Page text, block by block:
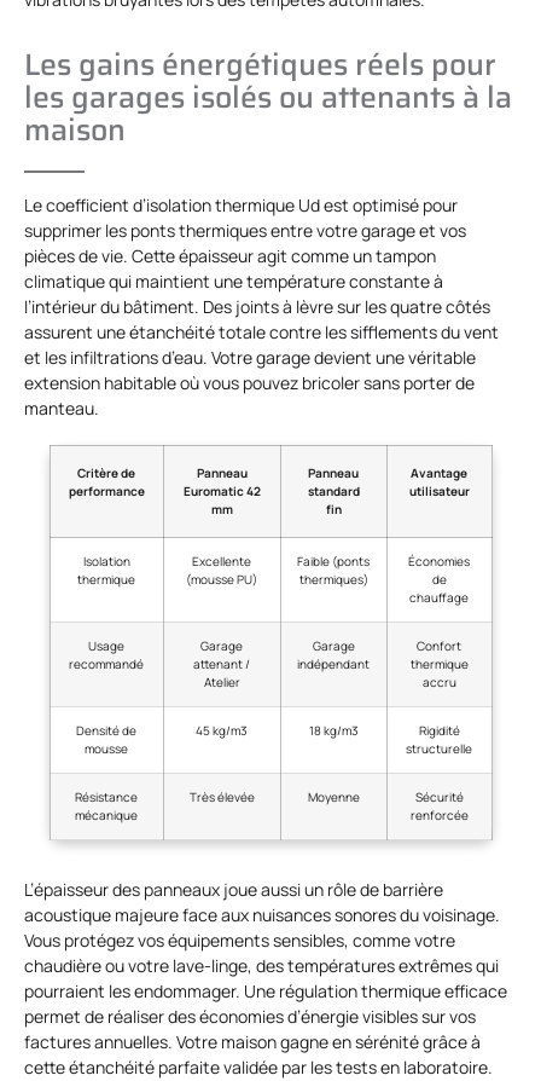
Les gains énergétiques réels pour
les garages isolés ou attenants à la
maison
Le coefficient d’isolation thermique Ud est optimisé pour
supprimer les ponts thermiques entre votre garage et vos
pièces de vie. Cette épaisseur agit comme un tampon
climatique qui maintient une température constante à
l’intérieur du bâtiment. Des joints à lèvre sur les quatre côtés
assurent une étanchéité totale contre les sifflements du vent
et les infiltrations d’eau. Votre garage devient une véritable
extension habitable où vous pouvez bricoler sans porter de
manteau.
Critère de
performance
Panneau
Euromatic 42
mm
Panneau
standard
fin
Avantage
utilisateur
Isolation
thermique
Excellente
(mousse PU)
Faible (ponts
thermiques)
Économies
de
chauffage
Usage
recommandé
Garage
attenant /
Atelier
Garage
indépendant
Confort
thermique
accru
Densité de
mousse
45 kg/m3 18 kg/m3
Rigidité
structurelle
Résistance
mécanique
Très élevée Moyenne
Sécurité
renforcée
L’épaisseur des panneaux joue aussi un rôle de barrière
acoustique majeure face aux nuisances sonores du voisinage.
Vous protégez vos équipements sensibles, comme votre
chaudière ou votre lave-linge, des températures extrêmes qui
pourraient les endommager. Une régulation thermique efficace
permet de réaliser des économies d’énergie visibles sur vos
factures annuelles. Votre maison gagne en sérénité grâce à
cette étanchéité parfaite validée par les tests en laboratoire.